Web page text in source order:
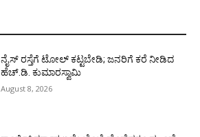
ನೈಸ್ ರಸ್ತೆಗೆ ಟೋಲ್ ಕಟ್ಟಬೇಡಿ; ಜನರಿಗೆ ಕರೆ ನೀಡಿದ
ಹೆಚ್.ಡಿ. ಕುಮಾರಸ್ವಾಮಿ
August 8, 2026